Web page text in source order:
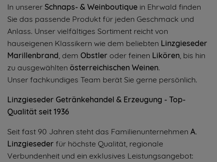
In unserer Schnaps- & Weinboutique in Ehrwald finden
Sie das passende Produkt für jeden Geschmack und
Anlass. Unser vielfältiges Sortiment reicht von
hauseigenen Klassikern wie dem beliebten Linzgieseder
Marillenbrand , dem Obstler oder feinen Likören , bis hin
zu ausgewählten österreichischen Weinen.
Unser fachkundiges Team berät Sie gerne persönlich.
Linzgieseder Getränkehandel & Erzeugung - Top-
Qualität seit 1936
Seit fast 90 Jahren steht das Familienunternehmen A.
Linzgieseder für höchste Qualität, regionale
Verbundenheit und ein exklusives Leistungsangebot: